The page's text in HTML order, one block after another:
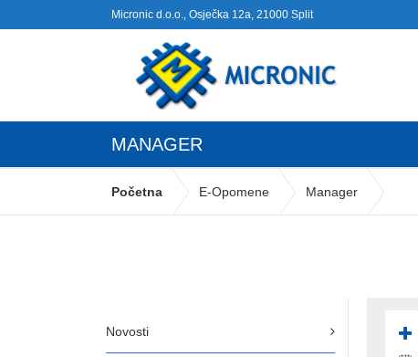
Micronic d.o.o., Osječka 12a, 21000 Split
MANAGER
Početna E-Opomene Manager
Novosti